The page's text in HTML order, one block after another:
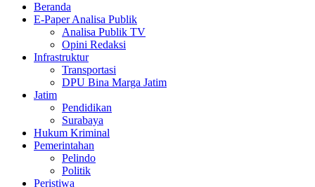
Beranda
E-Paper Analisa Publik
Analisa Publik TV
Opini Redaksi
Infrastruktur
Transportasi
DPU Bina Marga Jatim
Jatim
Pendidikan
Surabaya
Hukum Kriminal
Pemerintahan
Pelindo
Politik
Peristiwa